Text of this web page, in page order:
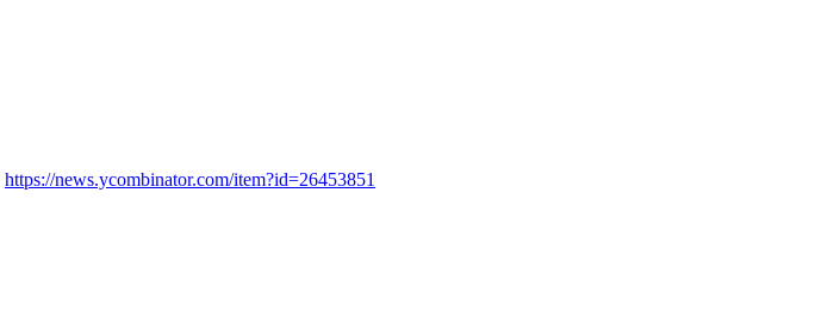
https://news.ycombinator.com/item?id=26453851